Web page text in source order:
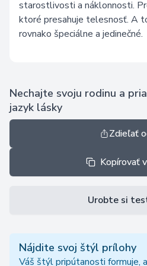
starostlivosti a náklonnosti.
ktoré presahuje telesnosť. A
rovnako špeciálne a jedinečné.
Nechajte svoju rodinu a
jazyk lásky
Zdieľať
Kopírovať
Urobte si
Nájdite svoj štýl prílohy
Váš štýl pripútanosti formuje,